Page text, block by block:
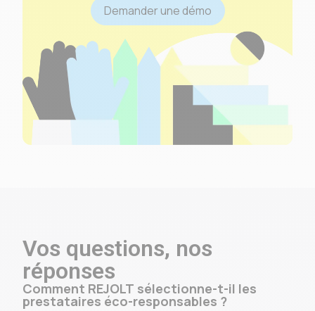
Demander une démo
Vos questions, nos
réponses
Comment REJOLT sélectionne-t-il les
prestataires éco-responsables ?